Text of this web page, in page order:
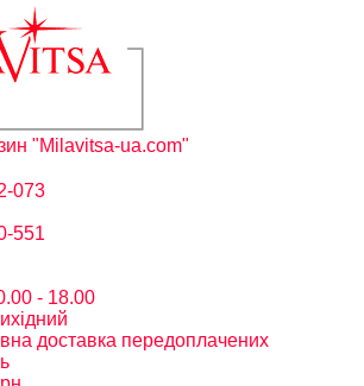
"Milavitsa-ua.com"
073
551
- 18.00
доставка передоплачених